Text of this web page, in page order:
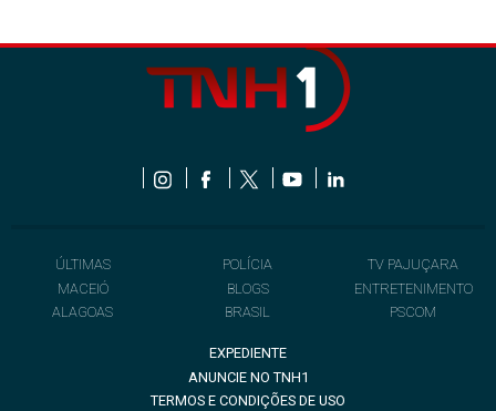
ÚLTIMAS
MACEIÓ
ALAGOAS
POLÍCIA
BLOGS
BRASIL
TV PAJUÇARA
ENTRETENIMENTO
PSCOM
EXPEDIENTE
ANUNCIE NO TNH1
TERMOS E CONDIÇÕES DE USO